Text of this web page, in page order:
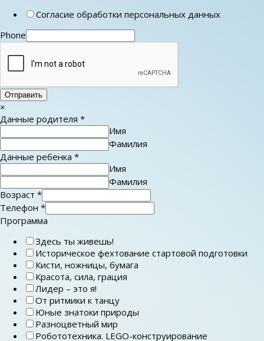
Согласие обработки персональных данных
Phone
Отправить
×
Данные родителя *
Имя
Фамилия
Данные ребенка *
Имя
Фамилия
Возраст *
Телефон *
Программа
Здесь ты живешь!
Историческое фехтование стартовой подготовки
Кисти, ножницы, бумага
Красота, сила, грация
Лидер – это я!
От ритмики к танцу
Юные знатоки природы
Разноцветный мир
Робототехника. LEGO-конструирование